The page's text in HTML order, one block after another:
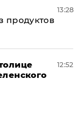
продуктов
13:28
12:52